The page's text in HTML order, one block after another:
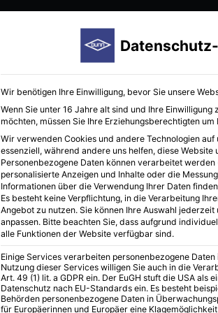
Hersteller
Wir benötigen Ihre Einwilligung, bevor Sie unsere
Wenn Sie unter 16 Jahre alt sind und Ihre Einwilligung
möchten, müssen Sie Ihre Erziehungsberechtigten um
Wir verwenden Cookies und andere Technologien auf
essenziell, während andere uns helfen, diese
Personenbezogene Daten können verarbeitet werden
personalisierte Anzeigen und Inhalte oder die
Informationen über die Verwendung Ihrer Daten
Es besteht keine Verpflichtung, in die Verarbeitung
Angebot zu nutzen. Sie können Ihre Auswahl jederzeit
anpassen. Bitte beachten Sie, dass aufgrund
alle Funktionen der Website verfügbar sind.
Einige Services verarbeiten personenbezogene
Nutzung dieser Services willigen Sie auch in die
Art. 49 (1) lit. a GDPR ein. Der EuGH stuft die USA als
Datenschutz nach EU-Standards ein. Es besteht
Behörden personenbezogene Daten in
für Europäerinnen und Europäer eine